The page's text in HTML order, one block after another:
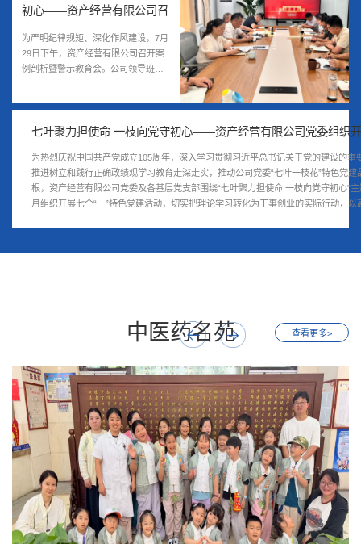
初心——资产经营有限公司召
为严明纪律规矩、深化作风建设，7月
29日下午，资产经营有限公司召开案
例剖析暨警示教育会。公司领导班子
七叶聚力担使命 一枝向党守初心——资产经营有限公司党委组织
为热烈庆祝中国共产党成立105周年，深入学习贯彻习近平总书记关于党的建设的重
推进树立和践行正确政绩观学习教育走深走实，推动公司党委“七叶一枝花”特色党建
根，资产经营有限公司党委及各基层党支部围绕“七叶聚力担使命 一枝向党守初心”
月组织开展七个“一”特色党建活动，切实把理论学习转化为干事创业的实际行动，以
中医药名苑 查看更多>